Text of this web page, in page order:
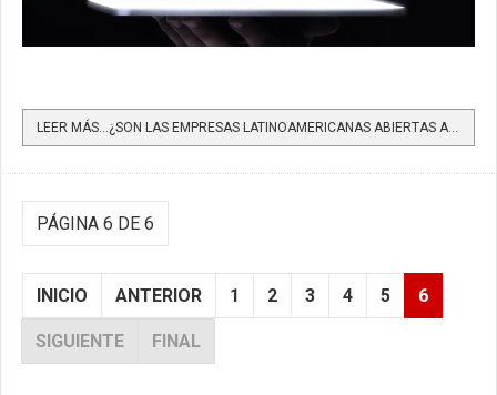
LEER MÁS…¿SON LAS EMPRESAS LATINOAMERICANAS ABIERTAS A NUEVAS TECNOLOGÍAS?
PÁGINA 6 DE 6
INICIO ANTERIOR 1 2 3 4 5 6
SIGUIENTE FINAL